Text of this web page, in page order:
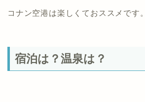
コナン空港は楽しくておススメです。
宿泊は？温泉は？